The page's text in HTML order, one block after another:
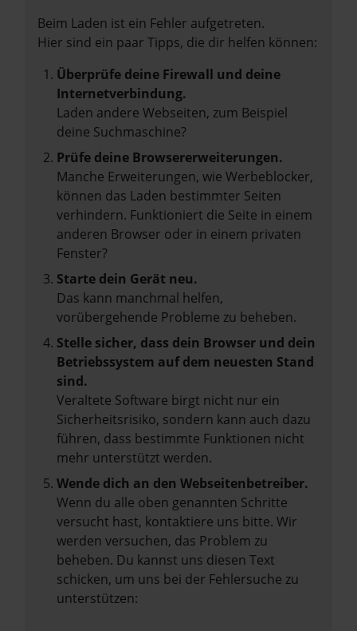
Beim Laden ist ein Fehler aufgetreten.
Hier sind ein paar Tipps, die dir helfen können:
Überprüfe deine Firewall und deine
Internetverbindung.
Laden andere Webseiten, zum Beispiel
deine Suchmaschine?
Prüfe deine Browsererweiterungen.
Manche Erweiterungen, wie Werbeblocker,
können das Laden bestimmter Seiten
verhindern. Funktioniert die Seite in einem
anderen Browser oder in einem privaten
Fenster?
Starte dein Gerät neu.
Das kann manchmal helfen,
vorübergehende Probleme zu beheben.
Stelle sicher, dass dein Browser und dein
Betriebssystem auf dem neuesten Stand
sind.
Veraltete Software birgt nicht nur ein
Sicherheitsrisiko, sondern kann auch dazu
führen, dass bestimmte Funktionen nicht
mehr unterstützt werden.
Wende dich an den Webseitenbetreiber.
Wenn du alle oben genannten Schritte
versucht hast, kontaktiere uns bitte. Wir
werden versuchen, das Problem zu
beheben. Du kannst uns diesen Text
schicken, um uns bei der Fehlersuche zu
unterstützen: